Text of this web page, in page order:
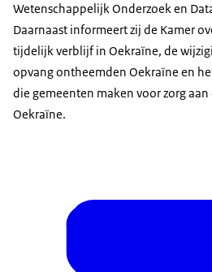
Wetenschappelijk Onderzoek en
Daarnaast informeert zij de Kamer
tijdelijk verblijf in Oekraïne, de
opvang ontheemden Oekraïne en
die gemeenten maken voor zorg
Oekraïne.